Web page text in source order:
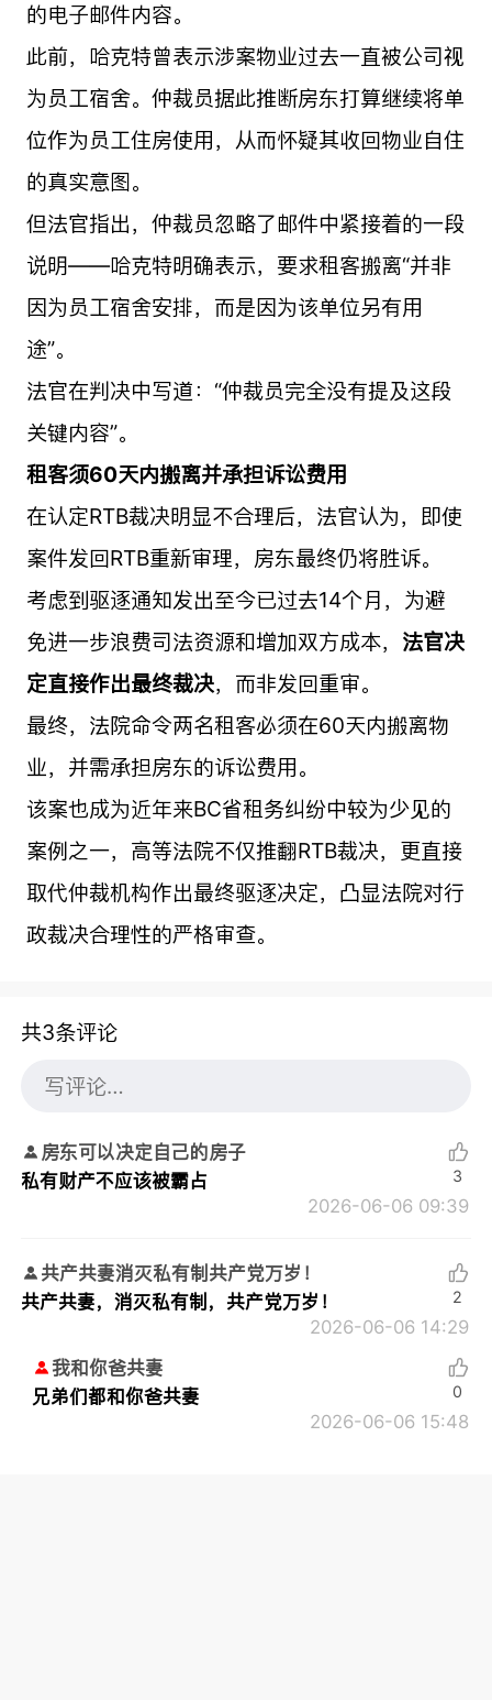
的电子邮件内容。
此前，哈克特曾表示涉案物业过去一直被公司视
为员工宿舍。仲裁员据此推断房东打算继续将单
位作为员工住房使用，从而怀疑其收回物业自住
的真实意图。
但法官指出，仲裁员忽略了邮件中紧接着的一段
说明——哈克特明确表示，要求租客搬离“并非
因为员工宿舍安排，而是因为该单位另有用
途”。
法官在判决中写道：“仲裁员完全没有提及这段
关键内容”。
租客须60天内搬离并承担诉讼费用
在认定RTB裁决明显不合理后，法官认为，即使
案件发回RTB重新审理，房东最终仍将胜诉。
考虑到驱逐通知发出至今已过去14个月，为避
免进一步浪费司法资源和增加双方成本， 法官决
定直接作出最终裁决，而非发回重审。
最终，法院命令两名租客必须在60天内搬离物
业，并需承担房东的诉讼费用。
该案也成为近年来BC省租务纠纷中较为少见的
案例之一，高等法院不仅推翻RTB裁决，更直接
取代仲裁机构作出最终驱逐决定，凸显法院对行
政裁决合理性的严格审查。
共3条评论
房东可以决定自己的房子
私有财产不应该被霸占
2026-06-06 09:39
3
共产共妻消灭私有制共产党万岁！
共产共妻，消灭私有制，共产党万岁！
2026-06-06 14:29
2
我和你爸共妻
兄弟们都和你爸共妻
2026-06-06 15:48
0